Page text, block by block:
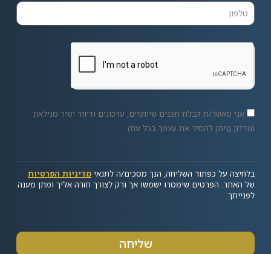
אני מאשר/ת קבלת תכנים שיווקיים, עדכונים ודיוור ישיר מגילאון
וגורדון (ניתן להסיר את עצמך בכל עת)
בלחיצה על כפתור השליחה, הנך מסכים/ה לתנאי מדיניות הפרטיות
של האתר. הפרטים שימסרו ישמשו אך ורק לצורך חזרה אליך ומתן מענה
לפנייתך.
שליחה